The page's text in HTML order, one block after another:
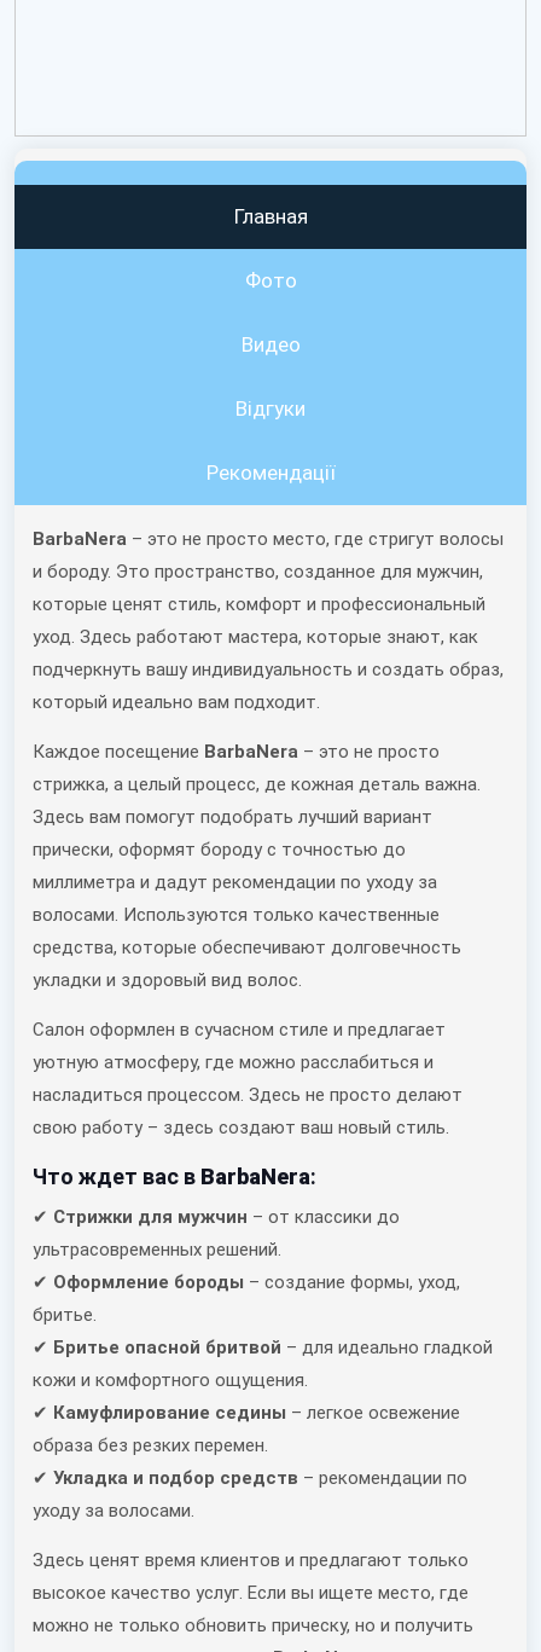
Главная
Фото
Видео
Вiдгуки
Рекомендації
BarbaNera – это не просто место, где стригут волосы
и бороду. Это пространство, созданное для мужчин,
которые ценят стиль, комфорт и профессиональный
уход. Здесь работают мастера, которые знают, как
подчеркнуть вашу индивидуальность и создать образ,
который идеально вам подходит.
Каждое посещение BarbaNera – это не просто
стрижка, а целый процесс, де кожная деталь важна.
Здесь вам помогут подобрать лучший вариант
прически, оформят бороду с точностью до
миллиметра и дадут рекомендации по уходу за
волосами. Используются только качественные
средства, которые обеспечивают долговечность
укладки и здоровый вид волос.
Салон оформлен в сучасном стиле и предлагает
уютную атмосферу, где можно расслабиться и
насладиться процессом. Здесь не просто делают
свою работу – здесь создают ваш новый стиль.
Что ждет вас в BarbaNera:
✔ Стрижки для мужчин – от классики до
ультрасовременных решений.
✔ Оформление бороды – создание формы, уход,
бритье.
✔ Бритье опасной бритвой – для идеально гладкой
кожи и комфортного ощущения.
✔ Камуфлирование седины – легкое освежение
образа без резких перемен.
✔ Укладка и подбор средств – рекомендации по
уходу за волосами.
Здесь ценят время клиентов и предлагают только
высокое качество услуг. Если вы ищете место, где
можно не только обновить прическу, но и получить